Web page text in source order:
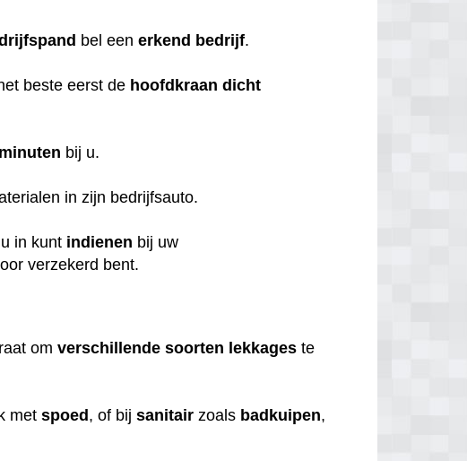
bel eenerkend bedrijf.
beste eerst de hoofdkraan dicht
bij u.
in zijn bedrijfsauto.
in kunt indienen bij uw
verzekerd bent.
omverschillende soorten lekkages te
metspoed, of bijsanitair zoals badkuipen,